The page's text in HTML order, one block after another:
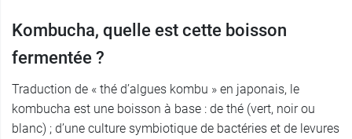
Kombucha, quelle est cette boisson
fermentée ?
Traduction de « thé d’algues kombu » en japonais, le
kombucha est une boisson à base : de thé (vert, noir ou
blanc) ; d’une culture symbiotique de bactéries et de levures